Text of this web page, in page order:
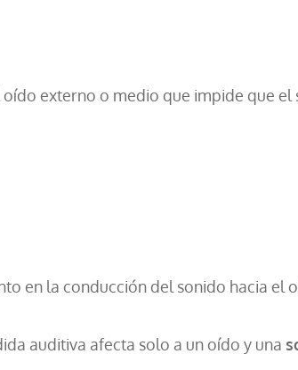
externo o medio que impide que el
en la conducción del sonido hacia el
auditiva afecta solo a un oído y una